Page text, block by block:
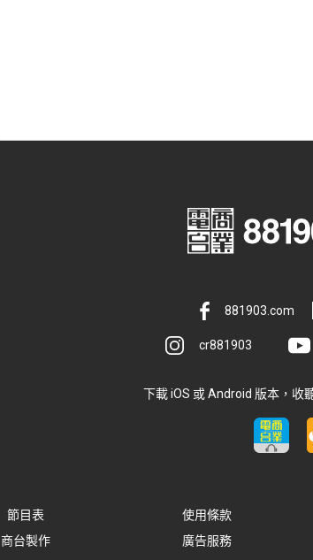
881903.com
cr881903
下載 iOS 或 Android 版本，收
節目表 使用條款
商台製作 廣告服務